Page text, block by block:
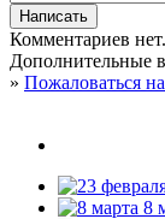
Комментариев
Дополнительные
» Пожаловаться
8